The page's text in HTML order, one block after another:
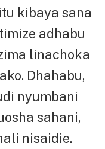
kibaya sana
adhabu
linachoka
Dhahabu,
nyumbani
sahani,
nisaidie.